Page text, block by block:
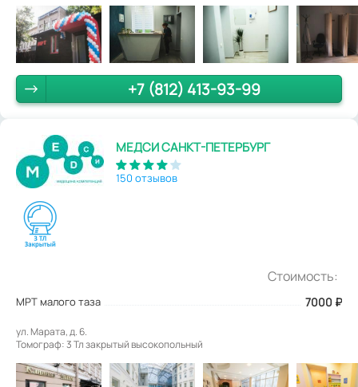
+7 (812) 413-93-99
МЕДСИ САНКТ-ПЕТЕРБУРГ
150 отзывов
Стоимость:
МРТ малого таза 7000 ₽
ул. Марата, д. 6.
Томограф: 3 Тл закрытый высокопольный